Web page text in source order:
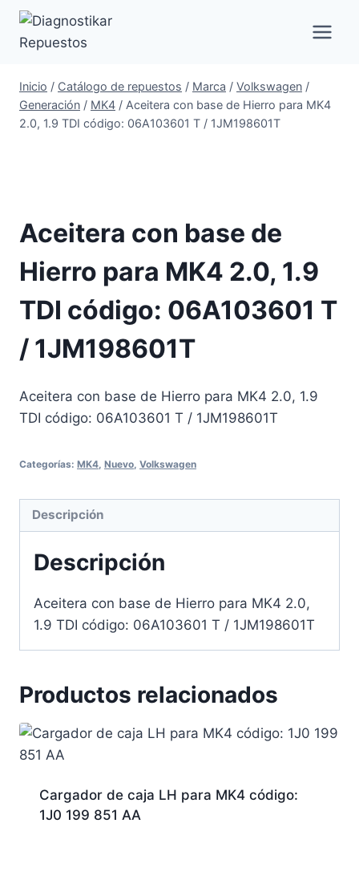
Saltar
contenido
Inicio / Catálogo de repuestos / Marca / Volkswagen /
Generación / MK4 / Aceitera con base de Hierro para MK4
2.0, 1.9 TDI código: 06A103601 T / 1JM198601T
Aceitera con base de
Hierro para MK4 2.0, 1.9
TDI código: 06A103601 T
/ 1JM198601T
Aceitera con base de Hierro para MK4 2.0, 1.9
TDI código: 06A103601 T / 1JM198601T
Categorías: MK4 Nuevo Volkswagen
Descripción
Descripción
Aceitera con base de Hierro para MK4 2.0,
1.9 TDI código: 06A103601 T / 1JM198601T
Productos relacionados
Cargador de caja LH para MK4 código:
1J0 199 851 AA